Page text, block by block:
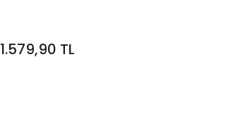
1.579,90 TL